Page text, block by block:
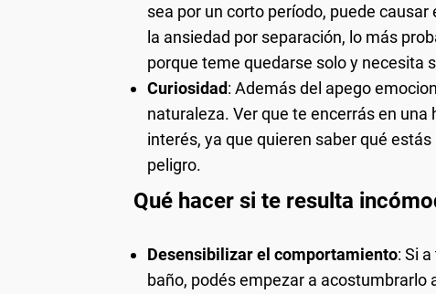
sea por un corto período, puede
la ansiedad por separación, lo más
porque teme quedarse solo y necesita
Curiosidad: Además del apego
naturaleza. Ver que te encerrás en
interés, ya que quieren saber qué
peligro.
Qué hacer si te resulta
Desensibilizar el comportamiento: Si
baño, podés empezar a acostumbrarlo